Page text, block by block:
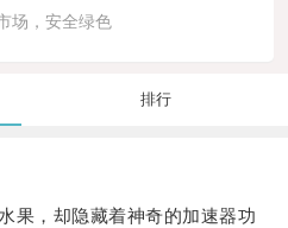
场，安全绿色
排行
，却隐藏着神奇的加速器功